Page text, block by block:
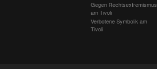
Gegen Rechtsextremismus
am Tivoli
Verbotene Symbolik am
Tivoli